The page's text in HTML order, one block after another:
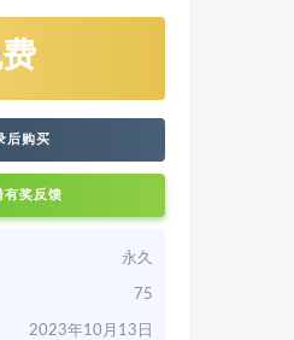
后购买
有奖反馈
永久
75
2023年10月13日